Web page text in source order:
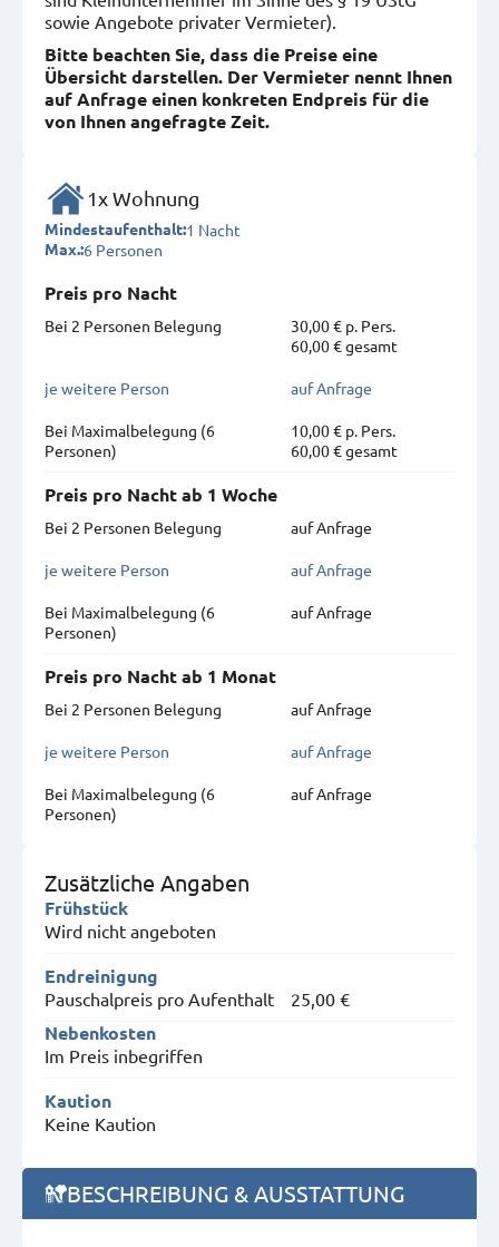
sowie Angebote privater Vermieter).
Bitte beachten Sie, dass die Preise eine
Übersicht darstellen. Der Vermieter nennt Ihnen
auf Anfrage einen konkreten Endpreis für die
von Ihnen angefragte Zeit.
1x Wohnung
Mindestaufenthalt:1 Nacht
Max.:6 Personen
Preis pro Nacht
Bei 2 Personen Belegung
30,00 € p. Pers.
60,00 € gesamt
je weitere Person auf Anfrage
Bei Maximal­belegung (6
Personen)
10,00 € p. Pers.
60,00 € gesamt
Preis pro Nacht ab 1 Woche
Bei 2 Personen Belegung
auf Anfrage
je weitere Person auf Anfrage
Bei Maximal­belegung (6
Personen)
auf Anfrage
Preis pro Nacht ab 1 Monat
Bei 2 Personen Belegung
auf Anfrage
je weitere Person auf Anfrage
Bei Maximal­belegung (6
Personen)
auf Anfrage
Zusätzliche Angaben
Frühstück
Wird nicht angeboten
Endreinigung
Pauschalpreis pro Aufenthalt 25,00 €
Nebenkosten
Im Preis inbegriffen
Kaution
Keine Kaution
BESCHREIBUNG & AUSSTATTUNG